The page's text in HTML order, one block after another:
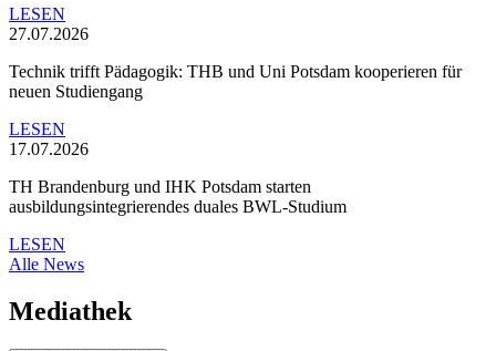
LESEN
27.07.2026
Technik trifft Pädagogik: THB und Uni Potsdam kooperieren für
neuen Studiengang
LESEN
17.07.2026
TH Brandenburg und IHK Potsdam starten
ausbildungsintegrierendes duales BWL-Studium
LESEN
Alle News
Mediathek